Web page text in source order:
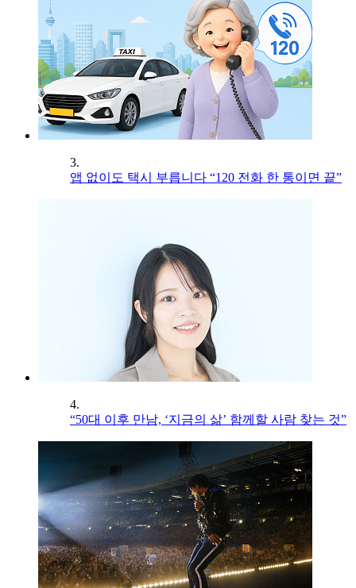
3.
앱 없이도 택시 부릅니다 “120 전화 한 통이면 끝”
4.
“50대 이후 만남, ‘지금의 삶’ 함께할 사람 찾는 것”